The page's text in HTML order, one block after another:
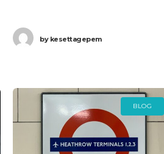
repülőtéren, így jelentős
várhatóak a hétfői forgalomban.
munkabeszüntetéssel
bykesettagepem
BLOG